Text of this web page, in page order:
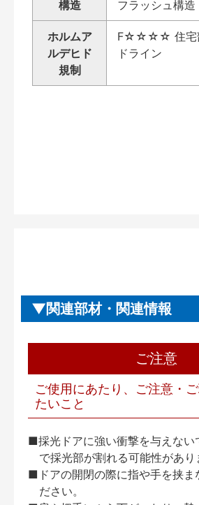
構造 フラッシュ構造
ホルムア
ルデヒド
規制
F☆☆☆☆ 住宅
ドライン
関連部材・関連情報
ご注意
ご使用にあたり、ご注意・
たいこと
■採光ドアに強い衝撃を与えない
で採光部が割れる可能性があり
■ドアの開閉の際に指や手を挟ま
ださい。